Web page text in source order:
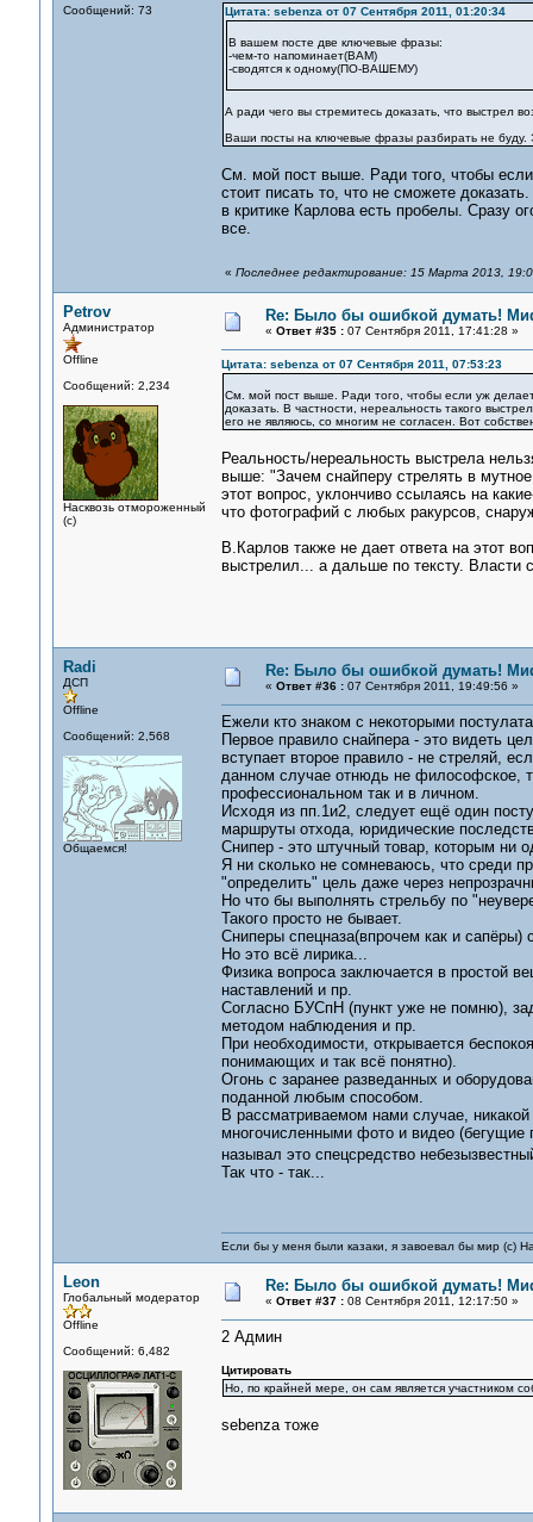
Сообщений: 73
Цитата: sebenza от 07 Сентября 2011, 01:20:34
В вашем посте две ключевые фразы:
-чем-то напоминает(ВАМ)
-сводятся к одному(ПО-ВАШЕМУ)
А ради чего вы стремитесь доказать, что выстрел
Ваши посты на ключевые фразы разбирать не буду.
См. мой пост выше. Ради того, чтобы
стоит писать то, что не сможете
в критике Карлова есть пробелы. Сразу
все.
« Последнее редактирование: 15 Марта 2013,
Petrov
Администратор
Offline
Сообщений: 2,234
Насквозь отмороженный
(с)
Re: Было бы ошибкой думать!
« Ответ #35 :07 Сентября 2011, 17:41:28 »
Цитата: sebenza от 07 Сентября 2011, 07:53:23
См. мой пост выше. Ради того, чтобы если уж
доказать. В частности, нереальность такого
его не являюсь, со многим не согласен. Вот
Реальность/нереальность выстрела
выше: "Зачем снайперу стрелять в
этот вопрос, уклончиво ссылаясь на
что фотографий с любых ракурсов,
В.Карлов также не дает ответа на этот
выстрелил... а дальше по тексту. Власти
Radi
ДСП
Offline
Сообщений: 2,568
Общаемся!
Re: Было бы ошибкой думать!
« Ответ #36 :07 Сентября 2011, 19:49:56 »
Ежели кто знаком с некоторыми
Первое правило снайпера - это видеть
вступает второе правило - не стреляй,
данном случае отнюдь не философское,
профессиональном так и в личном.
Исходя из пп.1и2, следует ещё один
маршруты отхода, юридические
Снипер - это штучный товар, которым ни
Я ни сколько не сомневаюсь, что среди
"определить" цель даже через
Но что бы выполнять стрельбу по
Такого просто не бывает.
Сниперы спецназа(впрочем как и
Но это всё лирика...
Физика вопроса заключается в простой
наставлений и пр.
Согласно БУСпН (пункт уже не помню),
методом наблюдения и пр.
При необходимости, открывается
понимающих и так всё понятно).
Огонь с заранее разведанных и
поданной любым способом.
В рассматриваемом нами случае,
многочисленными фото и видео
называл это спецсредство
Так что - так...
Если бы у меня были казаки, я завоевал бы мир (с)
Leon
Глобальный модератор
Offline
Сообщений: 6,482
Re: Было бы ошибкой думать!
« Ответ #37 :08 Сентября 2011, 12:17:50 »
2 Админ
Цитировать
Но, по крайней мере, он сам является участником
sebenza тоже